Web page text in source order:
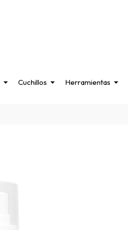
Cuchillos Herramientas